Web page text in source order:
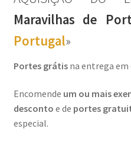
Video Dicas
Exposições
“Um Rio, Uma Serra”, de
Maravilhas de
Portugal»
Portes grátisna entrega em
Encomende um ou mais
desconto e de portes
especial.